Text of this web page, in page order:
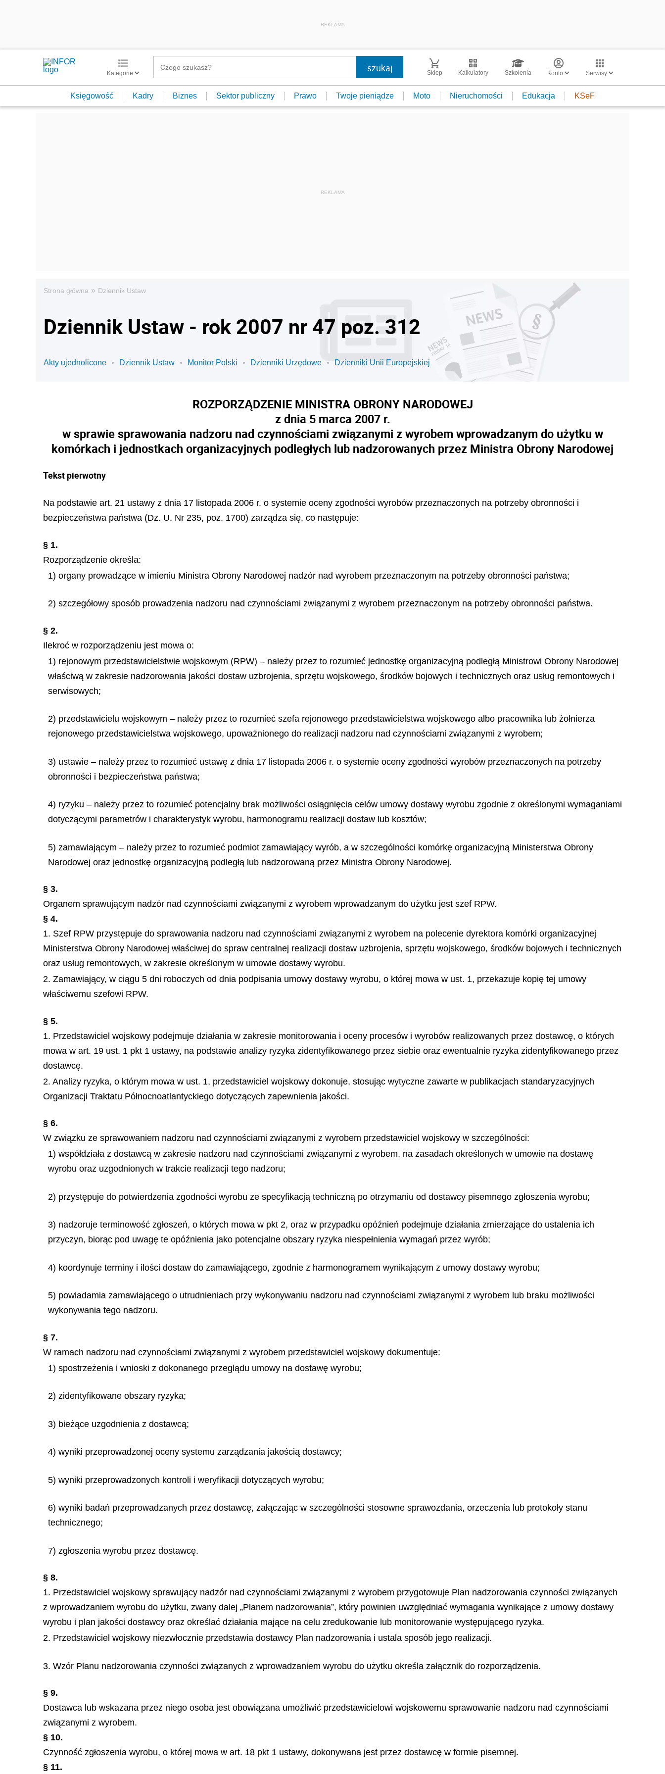
REKLAMA
Kategorie Sklep Kalkulatory Szkolenia Konto Serwisy
Księgowość Kadry Biznes Sektor publiczny Prawo Twoje pieniądze Moto Nieruchomości Edukacja KSeF
Strona główna » Dziennik Ustaw
Dziennik Ustaw - rok 2007 nr 47 poz. 312
Akty ujednolicone Dziennik Ustaw Monitor Polski Dzienniki Urzędowe Dzienniki Unii Europejskiej
ROZPORZĄDZENIE MINISTRA OBRONY NARODOWEJ
z dnia 5 marca 2007 r.
w sprawie sprawowania nadzoru nad czynnościami związanymi z wyrobem wprowadzanym do użytku w
komórkach i jednostkach organizacyjnych podległych lub nadzorowanych przez Ministra Obrony Narodowej
Tekst pierwotny
Na podstawie art. 21 ustawy z dnia 17 listopada 2006 r. o systemie oceny zgodności wyrobów przeznaczonych na potrzeby obronności i
bezpieczeństwa państwa (Dz. U. Nr 235, poz. 1700) zarządza się, co następuje:
§ 1.
Rozporządzenie określa:
1) organy prowadzące w imieniu Ministra Obrony Narodowej nadzór nad wyrobem przeznaczonym na potrzeby obronności państwa;
2) szczegółowy sposób prowadzenia nadzoru nad czynnościami związanymi z wyrobem przeznaczonym na potrzeby obronności państwa.
§ 2.
Ilekroć w rozporządzeniu jest mowa o:
1) rejonowym przedstawicielstwie wojskowym (RPW) – należy przez to rozumieć jednostkę organizacyjną podległą Ministrowi Obrony Narodowej
właściwą w zakresie nadzorowania jakości dostaw uzbrojenia, sprzętu wojskowego, środków bojowych i technicznych oraz usług remontowych i
serwisowych;
2) przedstawicielu wojskowym – należy przez to rozumieć szefa rejonowego przedstawicielstwa wojskowego albo pracownika lub żołnierza
rejonowego przedstawicielstwa wojskowego, upoważnionego do realizacji nadzoru nad czynnościami związanymi z wyrobem;
3) ustawie – należy przez to rozumieć ustawę z dnia 17 listopada 2006 r. o systemie oceny zgodności wyrobów przeznaczonych na potrzeby
obronności i bezpieczeństwa państwa;
4) ryzyku – należy przez to rozumieć potencjalny brak możliwości osiągnięcia celów umowy dostawy wyrobu zgodnie z określonymi wymaganiami
dotyczącymi parametrów i charakterystyk wyrobu, harmonogramu realizacji dostaw lub kosztów;
5) zamawiającym – należy przez to rozumieć podmiot zamawiający wyrób, a w szczególności komórkę organizacyjną Ministerstwa Obrony
Narodowej oraz jednostkę organizacyjną podległą lub nadzorowaną przez Ministra Obrony Narodowej.
§ 3.
Organem sprawującym nadzór nad czynnościami związanymi z wyrobem wprowadzanym do użytku jest szef RPW.
§ 4.
1. Szef RPW przystępuje do sprawowania nadzoru nad czynnościami związanymi z wyrobem na polecenie dyrektora komórki organizacyjnej
Ministerstwa Obrony Narodowej właściwej do spraw centralnej realizacji dostaw uzbrojenia, sprzętu wojskowego, środków bojowych i technicznych
oraz usług remontowych, w zakresie określonym w umowie dostawy wyrobu.
2. Zamawiający, w ciągu 5 dni roboczych od dnia podpisania umowy dostawy wyrobu, o której mowa w ust. 1, przekazuje kopię tej umowy
właściwemu szefowi RPW.
§ 5.
1. Przedstawiciel wojskowy podejmuje działania w zakresie monitorowania i oceny procesów i wyrobów realizowanych przez dostawcę, o których
mowa w art. 19 ust. 1 pkt 1 ustawy, na podstawie analizy ryzyka zidentyfikowanego przez siebie oraz ewentualnie ryzyka zidentyfikowanego przez
dostawcę.
2. Analizy ryzyka, o którym mowa w ust. 1, przedstawiciel wojskowy dokonuje, stosując wytyczne zawarte w publikacjach standaryzacyjnych
Organizacji Traktatu Północnoatlantyckiego dotyczących zapewnienia jakości.
§ 6.
W związku ze sprawowaniem nadzoru nad czynnościami związanymi z wyrobem przedstawiciel wojskowy w szczególności:
1) współdziała z dostawcą w zakresie nadzoru nad czynnościami związanymi z wyrobem, na zasadach określonych w umowie na dostawę
wyrobu oraz uzgodnionych w trakcie realizacji tego nadzoru;
2) przystępuje do potwierdzenia zgodności wyrobu ze specyfikacją techniczną po otrzymaniu od dostawcy pisemnego zgłoszenia wyrobu;
3) nadzoruje terminowość zgłoszeń, o których mowa w pkt 2, oraz w przypadku opóźnień podejmuje działania zmierzające do ustalenia ich
przyczyn, biorąc pod uwagę te opóźnienia jako potencjalne obszary ryzyka niespełnienia wymagań przez wyrób;
4) koordynuje terminy i ilości dostaw do zamawiającego, zgodnie z harmonogramem wynikającym z umowy dostawy wyrobu;
5) powiadamia zamawiającego o utrudnieniach przy wykonywaniu nadzoru nad czynnościami związanymi z wyrobem lub braku możliwości
wykonywania tego nadzoru.
§ 7.
W ramach nadzoru nad czynnościami związanymi z wyrobem przedstawiciel wojskowy dokumentuje:
1) spostrzeżenia i wnioski z dokonanego przeglądu umowy na dostawę wyrobu;
2) zidentyfikowane obszary ryzyka;
3) bieżące uzgodnienia z dostawcą;
4) wyniki przeprowadzonej oceny systemu zarządzania jakością dostawcy;
5) wyniki przeprowadzonych kontroli i weryfikacji dotyczących wyrobu;
6) wyniki badań przeprowadzanych przez dostawcę, załączając w szczególności stosowne sprawozdania, orzeczenia lub protokoły stanu
technicznego;
7) zgłoszenia wyrobu przez dostawcę.
§ 8.
1. Przedstawiciel wojskowy sprawujący nadzór nad czynnościami związanymi z wyrobem przygotowuje Plan nadzorowania czynności związanych
z wprowadzaniem wyrobu do użytku, zwany dalej „Planem nadzorowania”, który powinien uwzględniać wymagania wynikające z umowy dostawy
wyrobu i plan jakości dostawcy oraz określać działania mające na celu zredukowanie lub monitorowanie występującego ryzyka.
2. Przedstawiciel wojskowy niezwłocznie przedstawia dostawcy Plan nadzorowania i ustala sposób jego realizacji.
3. Wzór Planu nadzorowania czynności związanych z wprowadzaniem wyrobu do użytku określa załącznik do rozporządzenia.
§ 9.
Dostawca lub wskazana przez niego osoba jest obowiązana umożliwić przedstawicielowi wojskowemu sprawowanie nadzoru nad czynnościami
związanymi z wyrobem.
§ 10.
Czynność zgłoszenia wyrobu, o której mowa w art. 18 pkt 1 ustawy, dokonywana jest przez dostawcę w formie pisemnej.
§ 11.